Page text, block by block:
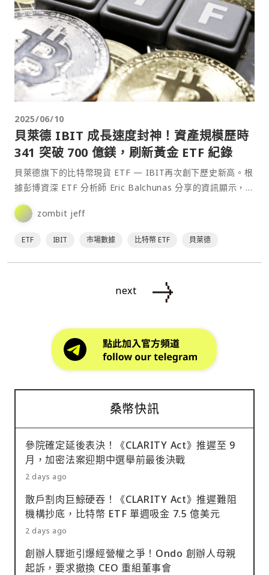
2025/06/10
貝萊德 IBIT 成長速度封神！資產規模歷時
341 突破 700 億鎂，刷新黃金 ETF 紀錄
貝萊德旗下的比特幣現貨 ETF — IBIT再次創下歷史新高。根
據彭博資深 ETF 分析師 Eric Balchunas 分享的資訊顯示，這
檔基金在僅僅 341 天的交易時間內，資產規模突破 700 億美
元，成為史上最快達成此規模的 ETF。⋯
zombit jeff
ETF IBIT 市場數據 比特幣 ETF 貝萊德
next
桑幣快訊
參院確定延後表決！《CLARITY Act》推遲至 9
月，加密法案迎期中選舉前最後決戰
2 days ago
散戶割肉巨鯨硬吞！《CLARITY Act》推遲難阻
機構抄底，比特幣 ETF 單週吸金 7.5 億美元
2 days ago
創辦人驟逝引爆經營權之爭！Ondo 創辦人母親
起訴，要求撤換 CEO 重組董事會